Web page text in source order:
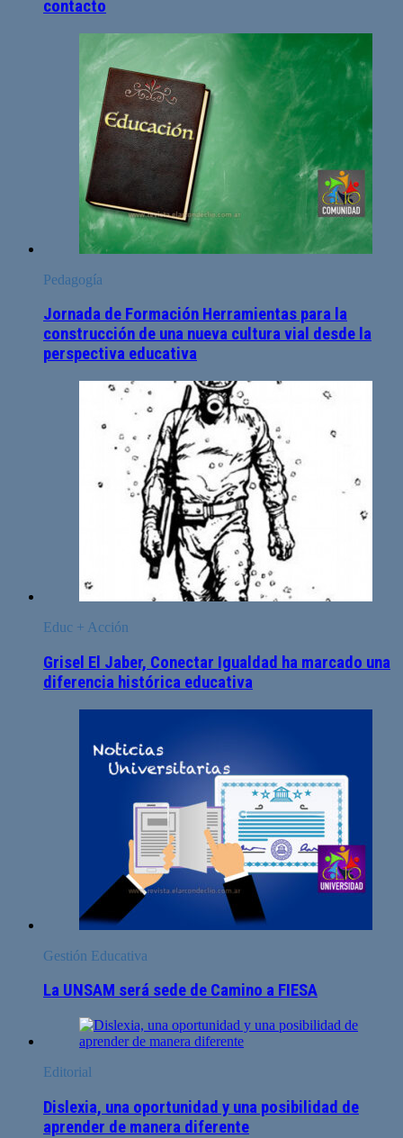
contacto
Pedagogía
Jornada de Formación Herramientas para la
construcción de una nueva cultura vial desde la
perspectiva educativa
Educ + Acción
Grisel El Jaber, Conectar Igualdad ha marcado una
diferencia histórica educativa
Gestión Educativa
La UNSAM será sede de Camino a FIESA
Editorial
Dislexia, una oportunidad y una posibilidad de
aprender de manera diferente